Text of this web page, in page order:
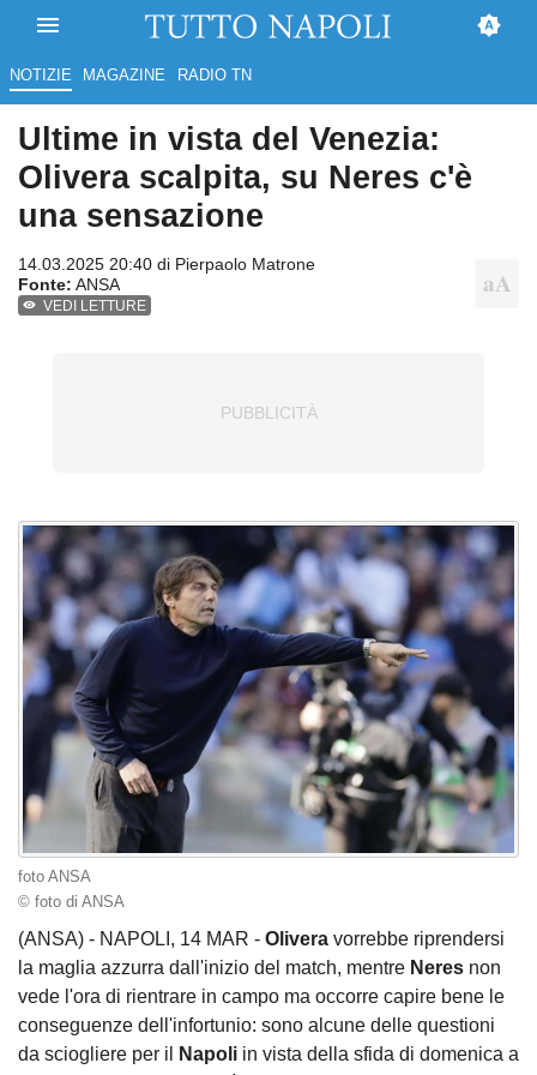
NOTIZIE MAGAZINE RADIO TN
Ultime in vista del Venezia:
Olivera scalpita, su Neres c'è
una sensazione
14.03.2025 20:40 di Pierpaolo Matrone
Fonte: ANSA
VEDI LETTURE
foto ANSA
© foto di ANSA
(ANSA) - NAPOLI, 14 MAR - Olivera vorrebbe riprendersi
la maglia azzurra dall'inizio del match, mentre Neres non
vede l'ora di rientrare in campo ma occorre capire bene le
conseguenze dell'infortunio: sono alcune delle questioni
da sciogliere per il
Napoli in vista della sfida di domenica a